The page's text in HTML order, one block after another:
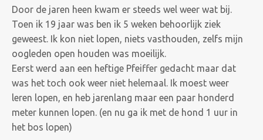
Door de jaren heen kwam er steeds wel weer wat bij.
Toen ik 19 jaar was ben ik 5 weken behoorlijk ziek
geweest. Ik kon niet lopen, niets vasthouden, zelfs mijn
oogleden open houden was moeilijk.
Eerst werd aan een heftige Pfeiffer gedacht maar dat
was het toch ook weer niet helemaal. Ik moest weer
leren lopen, en heb jarenlang maar een paar honderd
meter kunnen lopen. (en nu ga ik met de hond 1 uur in
het bos lopen)